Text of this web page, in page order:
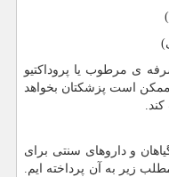
)
ی مرطوب یا پروداکتیو
است پزشکتان بخواهد
و داروهای سنتی برای
زیر به آن پرداخته ایم.